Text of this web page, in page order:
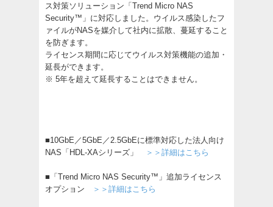
ス対策ソリューション「Trend Micro NAS
Security™」に対応しました。ウイルス感染したフ
ァイルがNASを媒介して社内に拡散、蔓延すること
を防ぎます。
ライセンス期間に応じてウイルス対策機能の追加・
延長ができます。
※ 5年を超えて延長することはできません。
■10GbE／5GbE／2.5GbEに標準対応した法人向け
NAS「HDL-XAシリーズ」
＞＞詳細はこちら
■「Trend Micro NAS Security™」追加ライセンス
オプション
＞＞詳細はこちら